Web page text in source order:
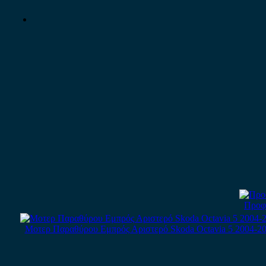
Μοτερ Παραθύρου Εμπρός Αριστερό Skoda Octavia 5 2004-